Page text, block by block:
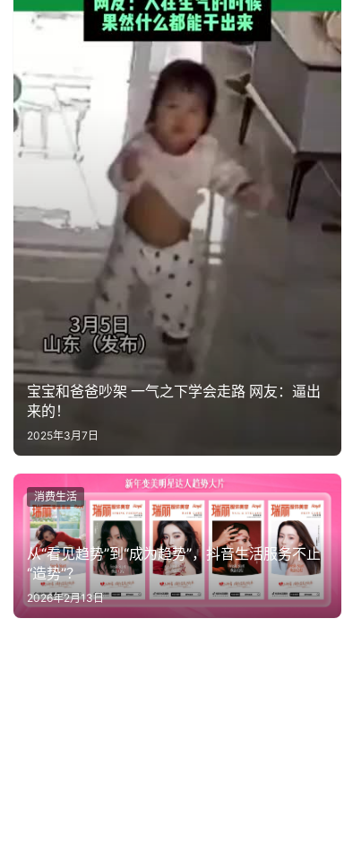
宝宝和爸爸吵架 一气之下学会走路 网友：逼出
来的！
2025年3月7日
从“看见趋势”到“成为趋势”，抖音生活服务不止
“造势”？
2026年2月13日
消费生活